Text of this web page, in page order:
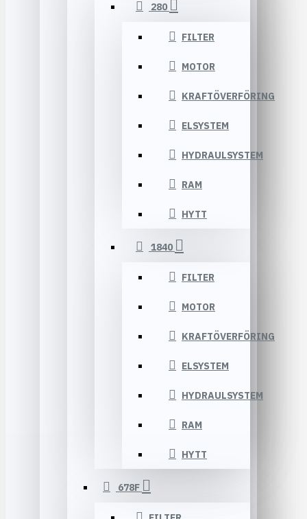
280
FILTER
MOTOR
KRAFTÖVERFÖRING
ELSYSTEM
HYDRAULSYSTEM
RAM
HYTT
1840
FILTER
MOTOR
KRAFTÖVERFÖRING
ELSYSTEM
HYDRAULSYSTEM
RAM
HYTT
678F